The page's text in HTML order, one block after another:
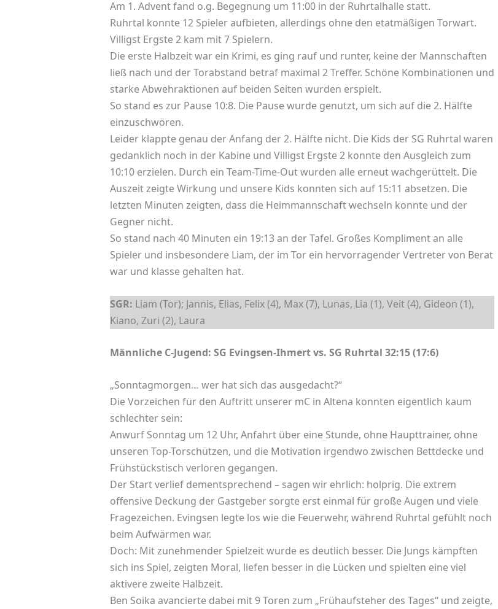
Am 1. Advent fand o.g. Begegnung um 11:00 in der Ruhrtalhalle statt.
Ruhrtal konnte 12 Spieler aufbieten, allerdings ohne den etatmäßigen Torwart.
Villigst Ergste 2 kam mit 7 Spielern.
Die erste Halbzeit war ein Krimi, es ging rauf und runter, keine der Mannschaften
ließ nach und der Torabstand betraf maximal 2 Treffer. Schöne Kombinationen und
starke Abwehraktionen auf beiden Seiten wurden erspielt.
So stand es zur Pause 10:8. Die Pause wurde genutzt, um sich auf die 2. Hälfte
einzuschwören.
Leider klappte genau der Anfang der 2. Hälfte nicht. Die Kids der SG Ruhrtal waren
gedanklich noch in der Kabine und Villigst Ergste 2 konnte den Ausgleich zum
10:10 erzielen. Durch ein Team-Time-Out wurden alle erneut wachgerüttelt. Die
Auszeit zeigte Wirkung und unsere Kids konnten sich auf 15:11 absetzen. Die
letzten Minuten zeigten, dass die Heimmannschaft wechseln konnte und der
Gegner nicht.
So stand nach 40 Minuten ein 19:13 an der Tafel. Großes Kompliment an alle
Spieler und insbesondere Liam, der im Tor ein hervorragender Vertreter von Berat
war und klasse gehalten hat.
SGR: Liam (Tor); Jannis, Elias, Felix (4), Max (7), Lunas, Lia (1), Veit (4), Gideon (1),
Kiano, Zuri (2), Laura
Männliche C-Jugend: SG Evingsen-Ihmert vs. SG Ruhrtal 32:15 (17:6)
„Sonntagmorgen… wer hat sich das ausgedacht?“
Die Vorzeichen für den Auftritt unserer mC in Altena konnten eigentlich kaum
schlechter sein:
Anwurf Sonntag um 12 Uhr, Anfahrt über eine Stunde, ohne Haupttrainer, ohne
unseren Top-Torschützen, und die Motivation irgendwo zwischen Bettdecke und
Frühstückstisch verloren gegangen.
Der Start verlief dementsprechend – sagen wir ehrlich: holprig. Die extrem
offensive Deckung der Gastgeber sorgte erst einmal für große Augen und viele
Fragezeichen. Evingsen legte los wie die Feuerwehr, während Ruhrtal gefühlt noch
beim Aufwärmen war.
Doch: Mit zunehmender Spielzeit wurde es deutlich besser. Die Jungs kämpften
sich ins Spiel, zeigten Moral, liefen besser in die Lücken und spielten eine viel
aktivere zweite Halbzeit.
Ben Soika avancierte dabei mit 9 Toren zum „Frühaufsteher des Tages“ und zeigte,